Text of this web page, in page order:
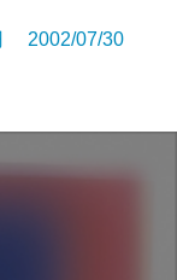
2002/07/30